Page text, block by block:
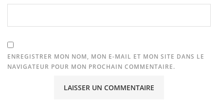
ENREGISTRER MON NOM, MON E-MAIL ET MON SITE DANS LE
NAVIGATEUR POUR MON PROCHAIN COMMENTAIRE.